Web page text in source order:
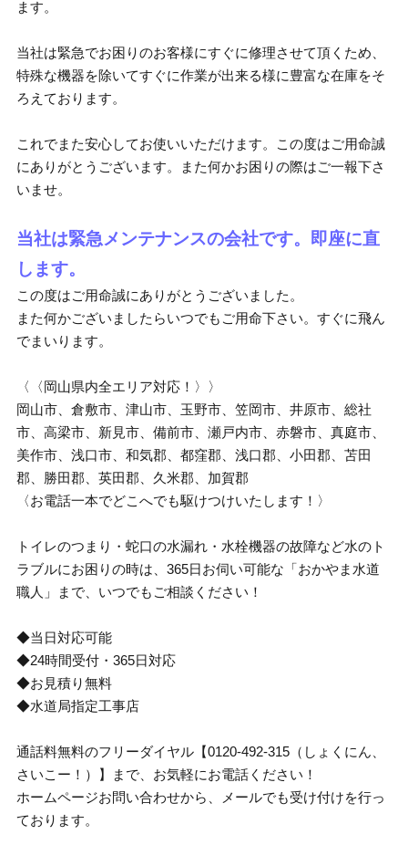
ます。
当社は緊急でお困りのお客様にすぐに修理させて頂くため、
特殊な機器を除いてすぐに作業が出来る様に豊富な在庫をそ
ろえております。
これでまた安心してお使いいただけます。この度はご用命誠
にありがとうございます。また何かお困りの際はご一報下さ
いませ。
当社は緊急メンテナンスの会社です。即座に直
します。
この度はご用命誠にありがとうございました。
また何かございましたらいつでもご用命下さい。すぐに飛ん
でまいります。
〈〈岡山県内全エリア対応！〉〉
岡山市、倉敷市、津山市、玉野市、笠岡市、井原市、総社
市、高梁市、新見市、備前市、瀬戸内市、赤磐市、真庭市、
美作市、浅口市、和気郡、都窪郡、浅口郡、小田郡、苫田
郡、勝田郡、英田郡、久米郡、加賀郡
〈お電話一本でどこへでも駆けつけいたします！〉
トイレのつまり・蛇口の水漏れ・水栓機器の故障など水のト
ラブルにお困りの時は、365日お伺い可能な「おかやま水道
職人」まで、いつでもご相談ください！
◆当日対応可能
◆24時間受付・365日対応
◆お見積り無料
◆水道局指定工事店
通話料無料のフリーダイヤル【0120-492-315（しょくにん、
さいこー！）】まで、お気軽にお電話ください！
ホームページお問い合わせから、メールでも受け付けを行っ
ております。